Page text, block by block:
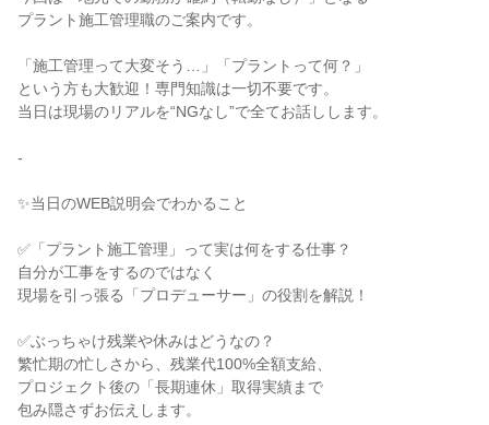
プラント施工管理職のご案内です。
「施工管理って大変そう…」「プラントって何？」
という方も大歓迎！専門知識は一切不要です。
当日は現場のリアルを“NGなし”で全てお話しします。
-
✨当日のWEB説明会でわかること
✅「プラント施工管理」って実は何をする仕事？
自分が工事をするのではなく
現場を引っ張る「プロデューサー」の役割を解説！
✅ぶっちゃけ残業や休みはどうなの？
繁忙期の忙しさから、残業代100%全額支給、
プロジェクト後の「長期連休」取得実績まで
包み隠さずお伝えします。